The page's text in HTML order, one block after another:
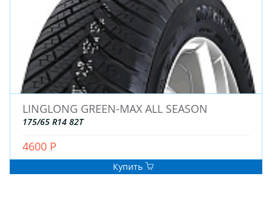
LINGLONG GREEN-MAX ALL SEASON
175/65 R14 82T
4600 Р
Купить